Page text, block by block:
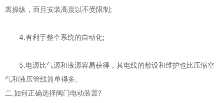
离操纵，而且安装高度以不受限制;
4.有利于整个系统的自动化;
5.电源比气源和液源容易获得，其电线的敷设和维护也比压缩空
气和液压管线简单得多。
二.如何正确选择阀门电动装置?